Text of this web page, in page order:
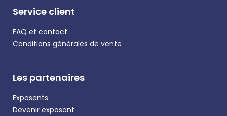
Service client
FAQ et contact
Conditions générales de vente
Les partenaires
Exposants
Devenir exposant